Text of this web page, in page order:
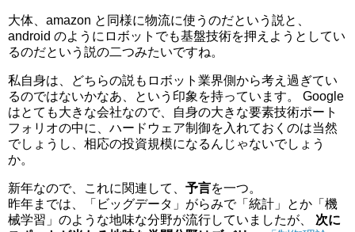
大体、amazon と同様に物流に使うのだという説と、
android のようにロボットでも基盤技術を押えようとしてい
るのだという説の二つみたいですね。
私自身は、どちらの説もロボット業界側から考え過ぎてい
るのではないかなあ、という印象を持っています。 Google
はとても大きな会社なので、自身の大きな要素技術ポート
フォリオの中に、ハードウェア制御を入れておくのは当然
でしょうし、相応の投資規模になるんじゃないでしょう
か。
新年なので、これに関連して、 予言を一つ。
昨年までは、「ビッグデータ」がらみで「統計」とか「機
械学習」のような地味な分野が流行していましたが、 次に